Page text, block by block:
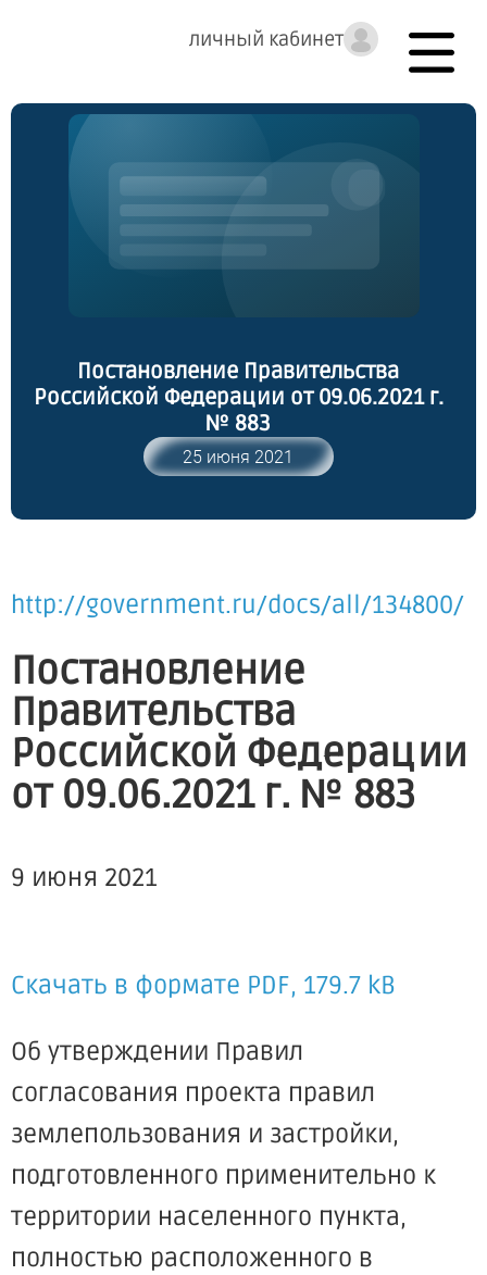
личный кабинет
Постановление Правительства
Российской Федерации от 09.06.2021 г.
№ 883
25 июня 2021
http://government.ru/docs/all/134800/
Постановление
Правительства
Российской Федерации
от 09.06.2021 г. № 883
9 июня 2021
Скачать в формате PDF, 179.7 kB
Об утверждении Правил
согласования проекта правил
землепользования и застройки,
подготовленного применительно к
территории населенного пункта,
полностью расположенного в